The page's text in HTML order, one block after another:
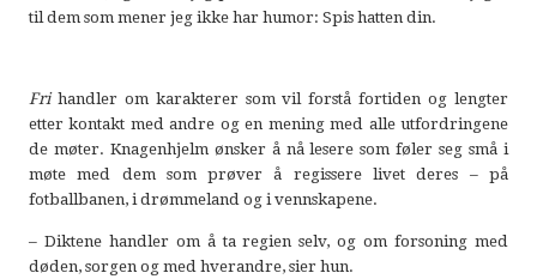
til dem som mener jeg ikke har humor: Spis hatten din.
Frihandler om karakterer som vil forstå fortiden og lengter
etter kontakt med andre og en mening med alle utfordringene
de møter. Knagenhjelm ønsker å nå lesere som føler seg små i
møte med dem som prøver å regissere livet deres – på
fotballbanen, i drømmeland og i vennskapene.
– Diktene handler om å ta regien selv, og om forsoning med
døden, sorgen og med hverandre, sier hun.